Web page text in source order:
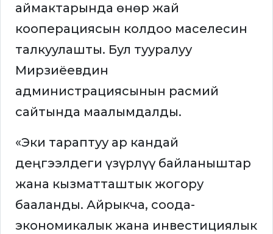
аймактарында өнөр жай
кооперациясын колдоо маселесин
талкуулашты. Бул тууралуу
Мирзиёевдин
администрациясынын расмий
сайтында маалымдалды.
«Эки тараптуу ар кандай
деңгээлдеги үзүрлүү байланыштар
жана кызматташтык жогору
бааланды. Айрыкча, соода-
экономикалык жана инвестициялык